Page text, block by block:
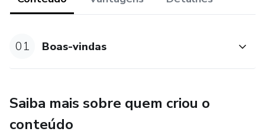
01 Boas-vindas
Saiba mais sobre quem criou o
conteúdo